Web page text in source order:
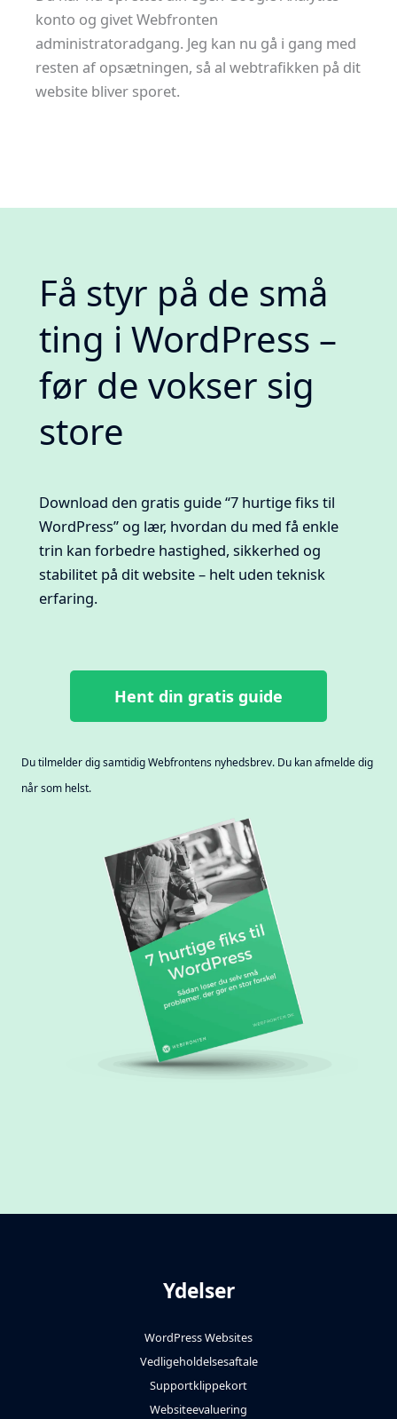
konto og givet Webfronten
administratoradgang. Jeg kan nu gå i gang med
resten af opsætningen, så al webtrafikken på dit
website bliver sporet.
Få styr på de små
ting i WordPress –
før de vokser sig
store
Download den gratis guide “7 hurtige fiks til
WordPress” og lær, hvordan du med få enkle
trin kan forbedre hastighed, sikkerhed og
stabilitet på dit website – helt uden teknisk
erfaring.
Hent din gratis guide
Du tilmelder dig samtidig Webfrontens nyhedsbrev. Du kan afmelde dig
når som helst.
Ydelser
WordPress Websites
Vedligeholdelsesaftale
Supportklippekort
Websiteevaluering